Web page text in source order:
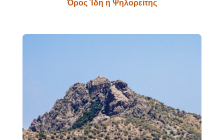
Όρος Ίδη ή Ψηλορείτης